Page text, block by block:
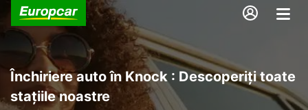
Închiriere auto în Knock : Descoperiți toate
stațiile noastre